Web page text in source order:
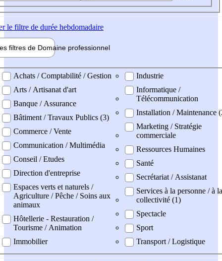
le filtre de durée hebdomadaire
filtres de Domaine professionnel
professionel
Achats / Comptabilité / Gestion
Arts / Artisanat d'art
Banque / Assurance
Bâtiment / Travaux Publics (3)
Commerce / Vente
Communication / Multimédia
Conseil / Etudes
Direction d'entreprise
Espaces verts et naturels /
Agriculture / Pêche / Soins aux
animaux
Hôtellerie - Restauration /
Tourisme / Animation
Immobilier
Industrie
Informatique /
Télécommunication
Installation / Maintenance
Marketing / Stratégie
commerciale
Ressources Humaines
Santé
Secrétariat / Assistanat
Services à la personne / à la
collectivité (1)
Spectacle
Sport
Transport / Logistique